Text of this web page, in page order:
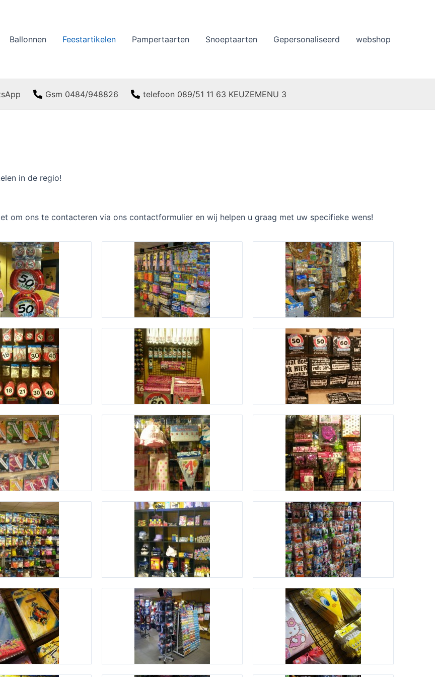
Ballonnen Feestartikelen Pampertaarten Snoeptaarten Gepersonaliseerd webshop
Gsm 0484/948826 telefoon 089/51 11 63 KEUZEMENU 3
in de regio!
om ons te contacteren via ons contactformulier en wij helpen u graag met uw specifieke wens!